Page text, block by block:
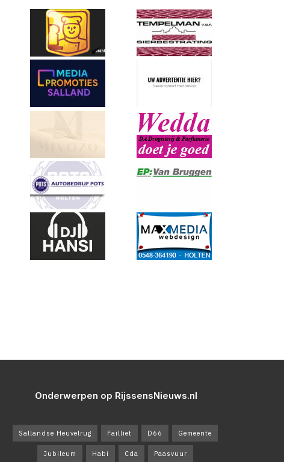
Onderwerpen op RijssensNieuws.nl
Sallandse Heuvelrug Failliet D66 Gemeente
Jubileum Habi Cda Paasvuur